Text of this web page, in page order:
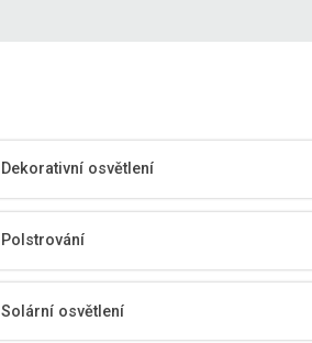
Dekorativní osvětlení
Polstrování
Solární osvětlení